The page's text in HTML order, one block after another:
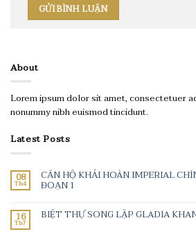
About
Lorem ipsum dolor sit amet, consectetuer
nonummy nibh euismod tincidunt.
Latest Posts
08
Th4
CĂN HỘ KHẢI HOÀN IMPERIAL
ĐOẠN 1
16
Th7
BIỆT THỰ SONG LẬP GLADIA